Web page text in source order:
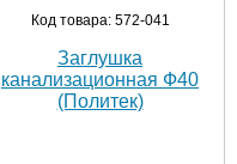
Код товара: 572-041
Заглушка
канализационная Ф40
(Политек)